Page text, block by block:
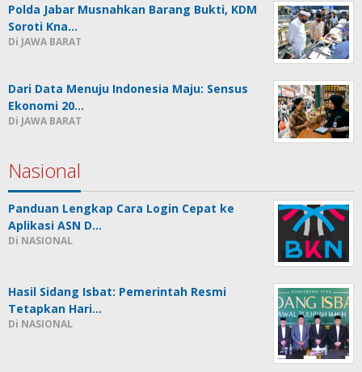
Polda Jabar Musnahkan Barang Bukti, KDM
Soroti Kna…
Di JAWA BARAT
Dari Data Menuju Indonesia Maju: Sensus
Ekonomi 20…
Di JAWA BARAT
Nasional
Panduan Lengkap Cara Login Cepat ke
Aplikasi ASN D…
Di NASIONAL
Hasil Sidang Isbat: Pemerintah Resmi
Tetapkan Hari…
Di NASIONAL